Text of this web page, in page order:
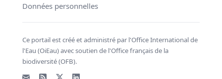
Données personnelles
Ce portail est créé et administré par l'Office International de
l'Eau (OiEau) avec soutien de l'Office français de la
biodiversité (OFB).